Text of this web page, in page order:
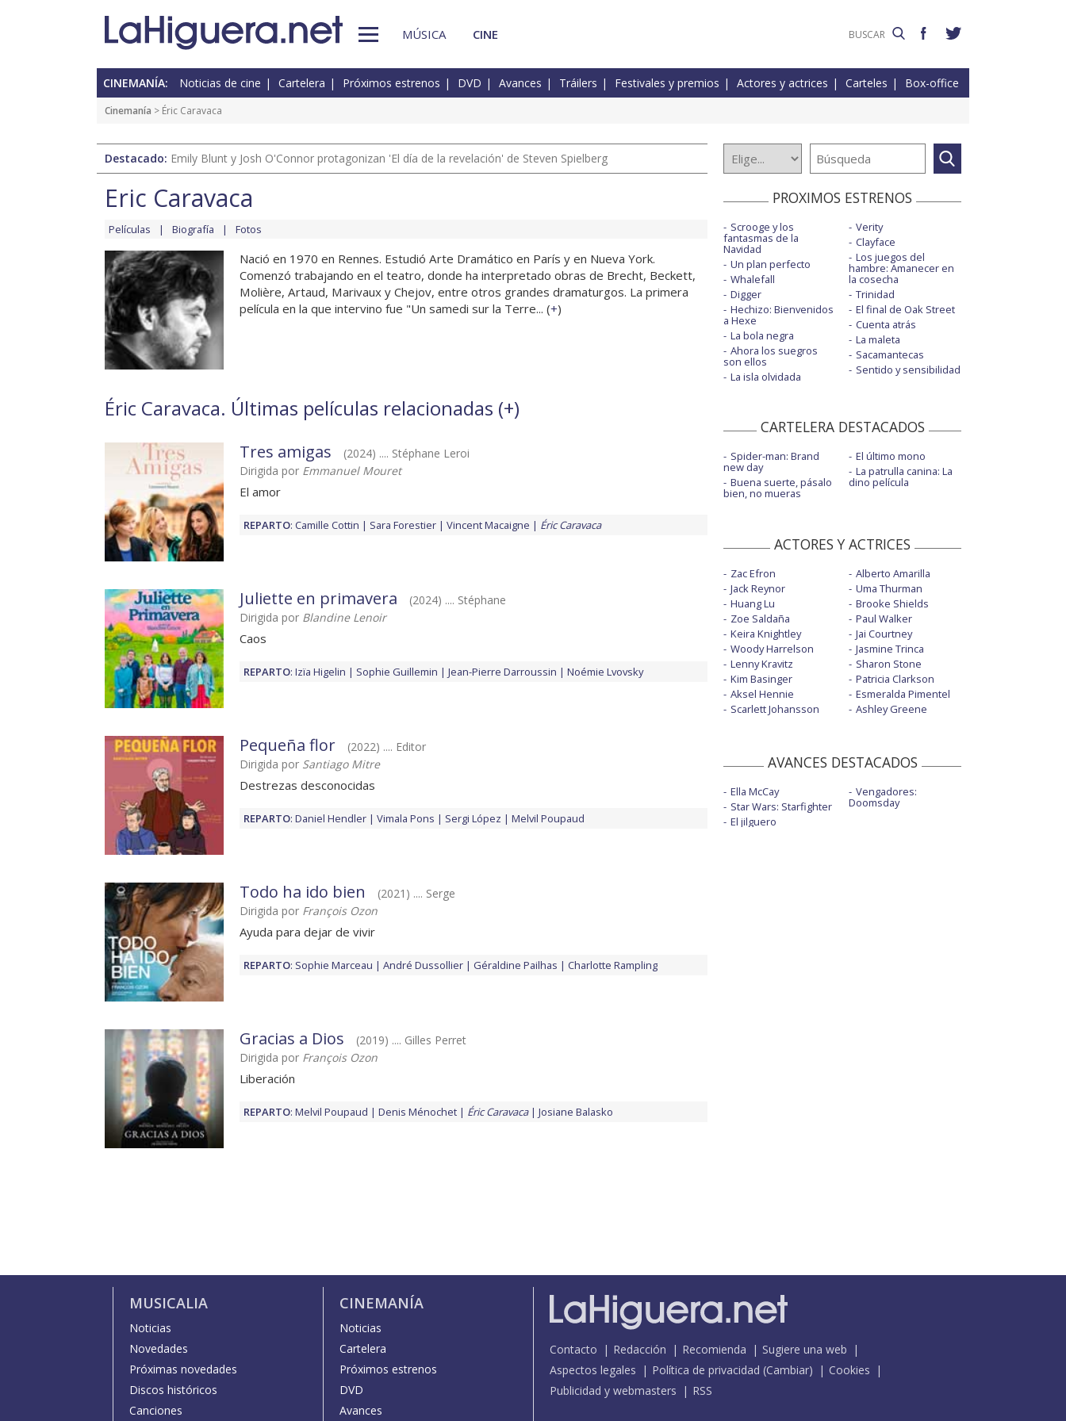
MÚSICA CINE
CINEMANÍA: Noticias de cine Cartelera Próximos estrenos DVD Avances Tráilers Festivales y premios Actores y actrices Carteles Box-office
Cinemanía > Éric Caravaca
Destacado: Emily Blunt y Josh O'Connor protagonizan 'El día de la revelación' de Steven Spielberg
Éric Caravaca
Películas Biografía Fotos
Nació en 1970 en Rennes. Estudió Arte Dramático en París y en Nueva York.
Comenzó trabajando en el teatro, donde ha interpretado obras de Brecht, Beckett,
Molière, Artaud, Marivaux y Chejov, entre otros grandes dramaturgos. La primera
película en la que intervino fue "Un samedi sur la Terre... (+)
Éric Caravaca. Últimas películas relacionadas (+)
Tres amigas
(2024) .... Stéphane Leroi
Dirigida por Emmanuel Mouret
El amor
REPARTO: Camille Cottin Sara Forestier Vincent Macaigne Éric Caravaca
Juliette en primavera
(2024) .... Stéphane
Dirigida por Blandine Lenoir
Caos
REPARTO: Izïa Higelin Sophie Guillemin Jean-Pierre Darroussin Noémie Lvovsky
Pequeña flor
(2022) .... Editor
Dirigida por Santiago Mitre
Destrezas desconocidas
REPARTO: Daniel Hendler Vimala Pons Sergi López Melvil Poupaud
Todo ha ido bien
(2021) .... Serge
Dirigida por François Ozon
Ayuda para dejar de vivir
REPARTO: Sophie Marceau André Dussollier Géraldine Pailhas Charlotte Rampling
Gracias a Dios
(2019) .... Gilles Perret
Dirigida por François Ozon
Liberación
REPARTO: Melvil Poupaud Denis Ménochet Éric Caravaca Josiane Balasko
PROXIMOS ESTRENOS
Scrooge y los
fantasmas de la
Navidad
Un plan perfecto
Whalefall
Digger
Hechizo: Bienvenidos
a Hexe
La bola negra
Ahora los suegros
son ellos
La isla olvidada
Verity
Clayface
Los juegos del
hambre: Amanecer en
la cosecha
Trinidad
El final de Oak Street
Cuenta atrás
La maleta
Sacamantecas
Sentido y sensibilidad
CARTELERA DESTACADOS
Spider-man: Brand
new day
Buena suerte, pásalo
bien, no mueras
El último mono
La patrulla canina: La
dino película
ACTORES Y ACTRICES
Zac Efron
Jack Reynor
Huang Lu
Zoe Saldaña
Keira Knightley
Woody Harrelson
Lenny Kravitz
Kim Basinger
Aksel Hennie
Scarlett Johansson
Alberto Amarilla
Uma Thurman
Brooke Shields
Paul Walker
Jai Courtney
Jasmine Trinca
Sharon Stone
Patricia Clarkson
Esmeralda Pimentel
Ashley Greene
AVANCES DESTACADOS
Ella McCay
Star Wars: Starfighter
El jilguero
Vengadores:
Doomsday
MUSICALIA
Noticias
Novedades
Próximas novedades
Discos históricos
Canciones
CINEMANÍA
Noticias
Cartelera
Próximos estrenos
DVD
Avances
Contacto Redacción Recomienda
Sugiere una web
Aspectos legales
Política de privacidad (Cambiar)
Cookies
Publicidad y webmasters
RSS